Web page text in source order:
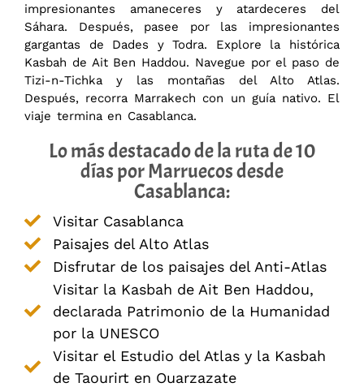
impresionantes amaneceres y atardeceres del
Sáhara. Después, pasee por las impresionantes
gargantas de Dades y Todra. Explore la histórica
Kasbah de Ait Ben Haddou. Navegue por el paso de
Tizi-n-Tichka y las montañas del Alto Atlas.
Después, recorra Marrakech con un guía nativo. El
viaje termina en Casablanca.
Lo más destacado de la ruta de 10
días por Marruecos desde
Casablanca:
Visitar Casablanca
Paisajes del Alto Atlas
Disfrutar de los paisajes del Anti-Atlas
Visitar la Kasbah de Ait Ben Haddou,
declarada Patrimonio de la Humanidad
por la UNESCO
Visitar el Estudio del Atlas y la Kasbah
de Taourirt en Ouarzazate